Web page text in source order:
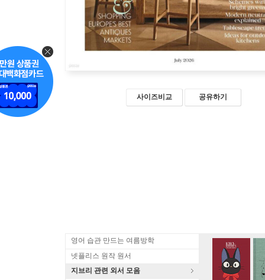
사이즈비교 공유하기
영어 습관 만드는 여름방학
넷플리스 원작 원서
지브리 관련 외서 모음